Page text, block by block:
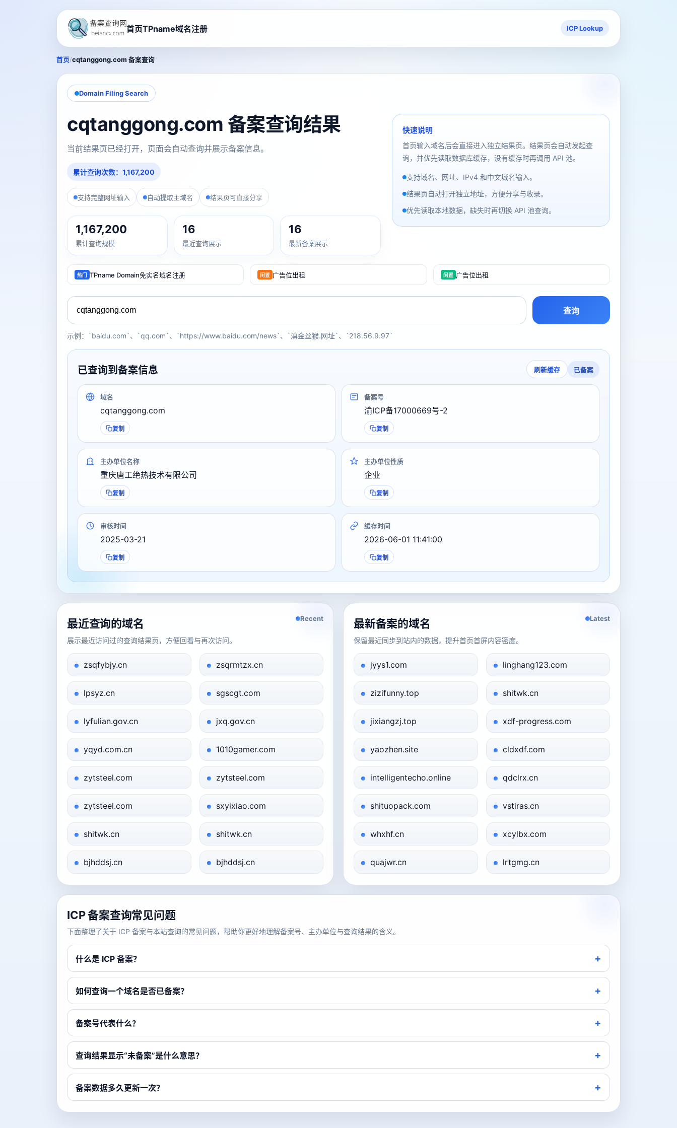
首页TPname域名注册 ICP Lookup
首页/cqtanggong.com 备案查询
Domain Filing Search
cqtanggong.com 备案查询结果
当前结果页已经打开，页面会自动查询并展示备案信息。
累计查询次数：1,167,200
支持完整网址输入 自动提取主域名 结果页可直接分享
1,167,200
累计查询规模
16
最近查询展示
16
最新备案展示
快速说明
首页输入域名后会直接进入独立结果页。结果页会自动发起查
询，并优先读取数据库缓存，没有缓存时再调用 API 池。
支持域名、网址、IPv4 和中文域名输入。
结果页自动打开独立地址，方便分享与收录。
优先读取本地数据，缺失时再切换 API 池查询。
热门 TPname Domain免实名域名注册 闲置 广告位出租 闲置 广告位出租
查询
示例：`baidu.com`、`qq.com`、`https://www.baidu.com/news`、`滇金丝猴.网址`、`218.56.9.97`
已查询到备案信息 刷新缓存 已备案
域名
cqtanggong.com
复制
备案号
渝ICP备17000669号-2
复制
主办单位名称
重庆唐工绝热技术有限公司
复制
主办单位性质
企业
复制
审核时间
2025-03-21
复制
缓存时间
2026-06-01 11:41:00
复制
最近查询的域名
展示最近访问过的查询结果页，方便回看与再次访问。
Recent
zsqfybjy.cn zsqrmtzx.cn
lpsyz.cn sgscgt.com
lyfulian.gov.cn jxq.gov.cn
yqyd.com.cn 1010gamer.com
zytsteel.com zytsteel.com
zytsteel.com sxyixiao.com
shitwk.cn shitwk.cn
bjhddsj.cn bjhddsj.cn
最新备案的域名
保留最近同步到站内的数据，提升首页首屏内容密度。
Latest
jyys1.com linghang123.com
zizifunny.top shitwk.cn
jixiangzj.top xdf-progress.com
yaozhen.site cldxdf.com
intelligentecho.online qdclrx.cn
shituopack.com vstiras.cn
whxhf.cn xcylbx.com
quajwr.cn lrtgmg.cn
ICP 备案查询常见问题
下面整理了关于 ICP 备案与本站查询的常见问题，帮助你更好地理解备案号、主办单位与查询结果的含义。
什么是 ICP 备案？
如何查询一个域名是否已备案？
备案号代表什么？
查询结果显示“未备案”是什么意思？
备案数据多久更新一次？